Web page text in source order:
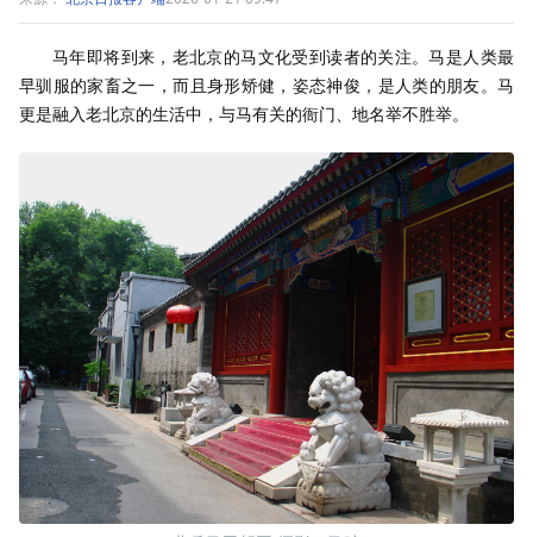
马年即将到来，老北京的马文化受到读者的关注。马是人类最
早驯服的家畜之一，而且身形矫健，姿态神俊，是人类的朋友。马
更是融入老北京的生活中，与马有关的衙门、地名举不胜举。